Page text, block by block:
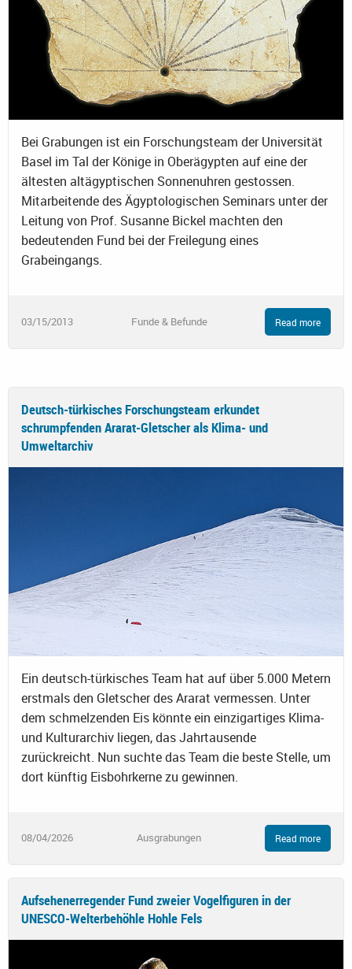
Bei Grabungen ist ein Forschungsteam der Universität
Basel im Tal der Könige in Oberägypten auf eine der
ältesten altägyptischen Sonnenuhren gestossen.
Mitarbeitende des Ägyptologischen Seminars unter der
Leitung von Prof. Susanne Bickel machten den
bedeutenden Fund bei der Freilegung eines
Grabeingangs.
03/15/2013 Funde & Befunde Read more
Deutsch-türkisches Forschungsteam erkundet
schrumpfenden Ararat-Gletscher als Klima- und
Umweltarchiv
Ein deutsch-türkisches Team hat auf über 5.000 Metern
erstmals den Gletscher des Ararat vermessen. Unter
dem schmelzenden Eis könnte ein einzigartiges Klima-
und Kulturarchiv liegen, das Jahrtausende
zurückreicht. Nun suchte das Team die beste Stelle, um
dort künftig Eisbohrkerne zu gewinnen.
08/04/2026 Ausgrabungen Read more
Aufsehenerregender Fund zweier Vogelfiguren in der
UNESCO-Welterbehöhle Hohle Fels